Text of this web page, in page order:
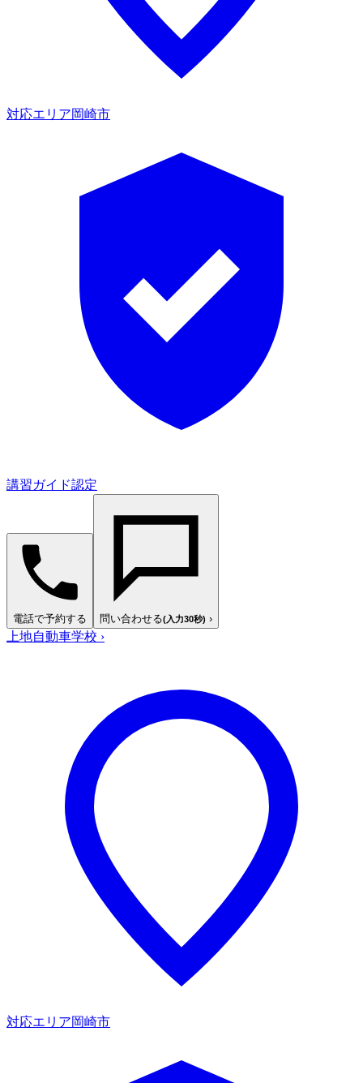
対応エリア岡崎市
講習ガイド認定
電話で予約する 問い合わせる(入力30秒) ›
上地自動車学校 ›
対応エリア岡崎市